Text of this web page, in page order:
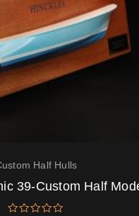
Half Hulls
39-Custom Half